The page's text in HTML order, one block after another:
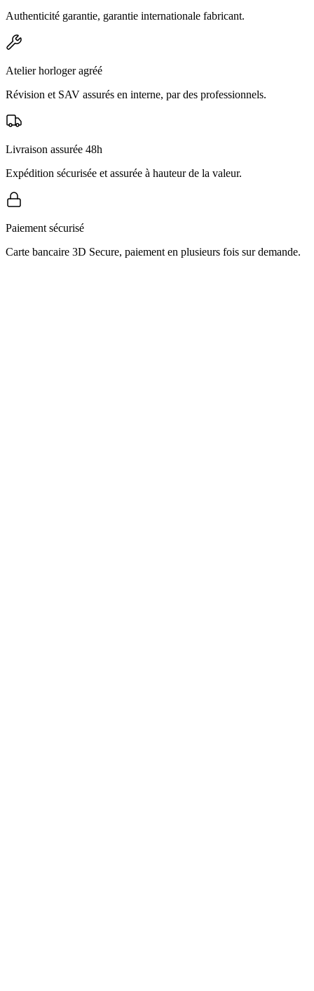
Authenticité garantie, garantie internationale fabricant.
Atelier horloger agréé
Révision et SAV assurés en interne, par des professionnels.
Livraison assurée 48h
Expédition sécurisée et assurée à hauteur de la valeur.
Paiement sécurisé
Carte bancaire 3D Secure, paiement en plusieurs fois sur demande.